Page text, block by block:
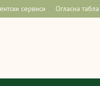
сервиси Огласна табла